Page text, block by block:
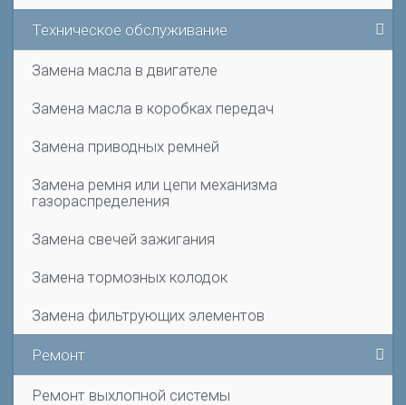
Техническое обслуживание
Замена масла в двигателе
Замена масла в коробках передач
Замена приводных ремней
Замена ремня или цепи механизма
газораспределения
Замена свечей зажигания
Замена тормозных колодок
Замена фильтрующих элементов
Ремонт
Ремонт выхлопной системы